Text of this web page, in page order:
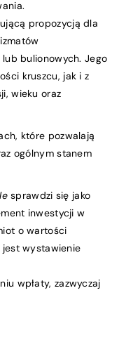
propozycją dla
bulionowych. Jego
kruszcu, jak i z
wieku oraz
które pozwalają
ogólnym stanem
sprawdzi się jako
inwestycji w
o wartości
jest wystawienie
wpłaty, zazwyczaj